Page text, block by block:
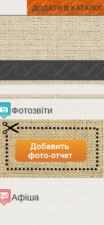
ДОДАТИ В КАТАЛОГ
Фотозвіти
Афіша